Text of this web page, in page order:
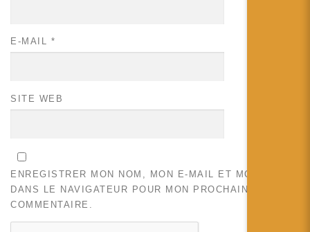
E-MAIL *
SITE WEB
ENREGISTRER MON NOM, MON E-MAIL ET MON SITE
DANS LE NAVIGATEUR POUR MON PROCHAIN
COMMENTAIRE.